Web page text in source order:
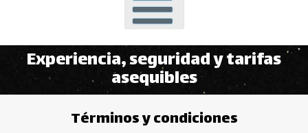
Experiencia, seguridad y tarifas
asequibles
Términos y condiciones